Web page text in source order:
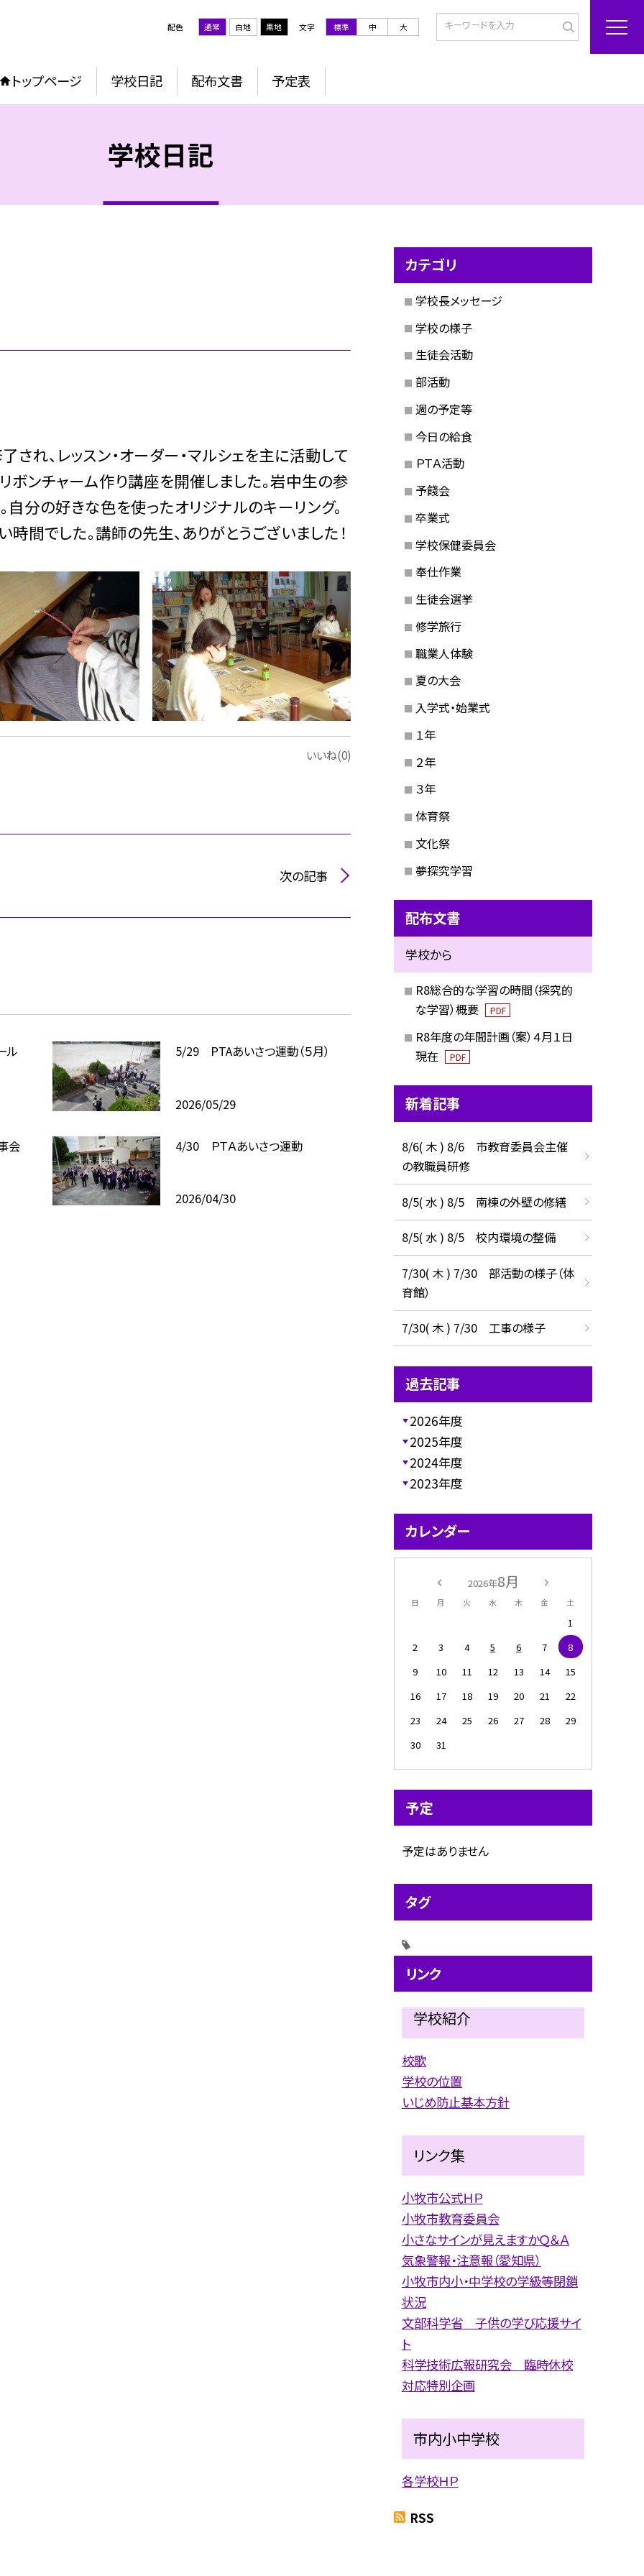
配色 通常 白地 黒地 文字 標準 中 大
トップページ 学校日記 配布文書 予定表
学校日記
れ、レッスン・オーダー・マルシェを主に活動して
ボンチャーム作り講座を開催しました。岩中生の参
自分の好きな色を使ったオリジナルのキーリング。
間でした。講師の先生、ありがとうございました！
いいね(0)
次の記事
ル 5/29 PTAあいさつ運動（５月）
2026/05/29
会 4/30 ＰＴＡあいさつ運動
2026/04/30
カテゴリ
学校長メッセージ
学校の様子
生徒会活動
部活動
週の予定等
今日の給食
ＰＴＡ活動
予餞会
卒業式
学校保健委員会
奉仕作業
生徒会選挙
修学旅行
職業人体験
夏の大会
入学式・始業式
１年
２年
３年
体育祭
文化祭
夢探究学習
配布文書
学校から
R8総合的な学習の時間（探究的
な学習）概要
PDF
R8年度の年間計画（案）４月１日
現在
PDF
新着記事
8/6( 木 ) 8/6 市教育委員会主催
の教職員研修
8/5( 水 ) 8/5 南棟の外壁の修繕
8/5( 水 ) 8/5 校内環境の整備
7/30( 木 ) 7/30 部活動の様子（体
育館）
7/30( 木 ) 7/30 工事の様子
過去記事
2026年度
2025年度
2024年度
2023年度
カレンダー
2026年8月
日 月 火 水 木 金 土
1
2
3 4 5 6 7
8
9
10 11 12 13 14
15
16
17 18 19 20 21
22
23
24 25 26 27 28
29
30
31
予定
予定はありません
タグ
リンク
学校紹介
校歌
学校の位置
いじめ防止基本方針
リンク集
小牧市公式ＨＰ
小牧市教育委員会
小さなサインが見えますかＱ＆Ａ
気象警報・注意報（愛知県）
小牧市内小・中学校の学級等閉鎖
状況
文部科学省 子供の学び応援サイ
ト
科学技術広報研究会 臨時休校
対応特別企画
市内小中学校
各学校ＨＰ
RSS